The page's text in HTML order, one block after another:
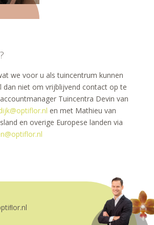
we voor u als tuincentrum kunnen
dan niet om vrijblijvend contact op te
Tuincentra Devin van
en met Mathieu van
en overige Europese landen via